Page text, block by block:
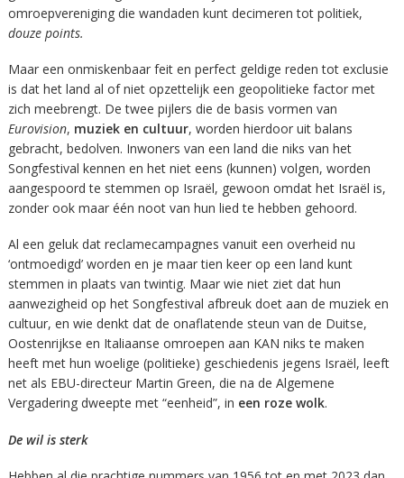
omroepvereniging die wandaden kunt decimeren tot politiek,
douze points.
Maar een onmiskenbaar feit en perfect geldige reden tot exclusie
is dat het land al of niet opzettelijk een geopolitieke factor met
zich meebrengt. De twee pijlers die de basis vormen van
Eurovision, muziek en cultuur, worden hierdoor uit balans
gebracht, bedolven. Inwoners van een land die niks van het
Songfestival kennen en het niet eens (kunnen) volgen, worden
aangespoord te stemmen op Israël, gewoon omdat het Israël is,
zonder ook maar één noot van hun lied te hebben gehoord.
Al een geluk dat reclamecampagnes vanuit een overheid nu
‘ontmoedigd’ worden en je maar tien keer op een land kunt
stemmen in plaats van twintig. Maar wie niet ziet dat hun
aanwezigheid op het Songfestival afbreuk doet aan de muziek en
cultuur, en wie denkt dat de onaflatende steun van de Duitse,
Oostenrijkse en Italiaanse omroepen aan KAN niks te maken
heeft met hun woelige (politieke) geschiedenis jegens Israël, leeft
net als EBU-directeur Martin Green, die na de Algemene
Vergadering dweepte met “eenheid”, in een roze wolk.
De wil is sterk